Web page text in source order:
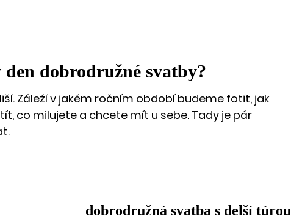
dobrodružné svatby?
Záleží v jakém ročním období budeme fotit, jak
co milujete a chcete mít u sebe. Tady je pár
dobrodružná svatba s delší túrou